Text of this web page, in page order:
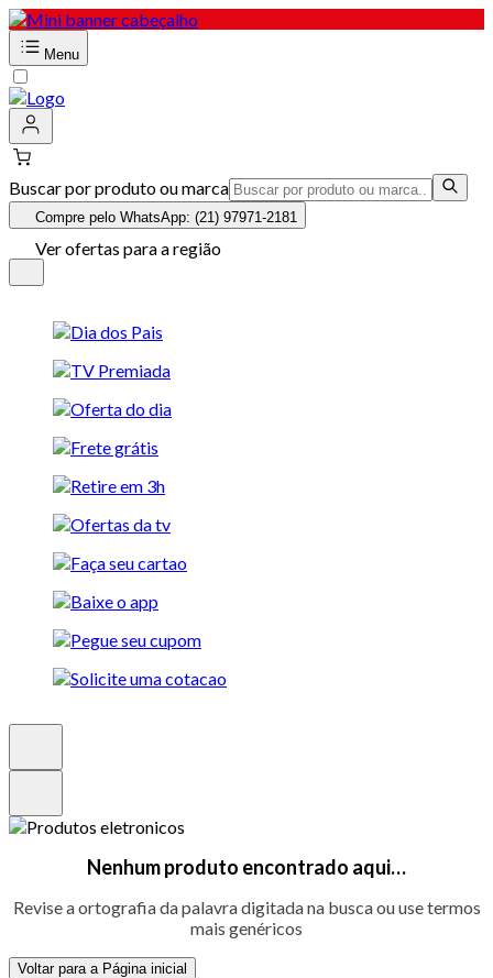
Menu
Buscar por produto ou marca
Compre pelo WhatsApp: (21) 97971-2181
Ver ofertas para a região
Nenhum produto encontrado aqui…
Revise a ortografia da palavra digitada na busca ou use termos
mais genéricos
Voltar para a Página inicial